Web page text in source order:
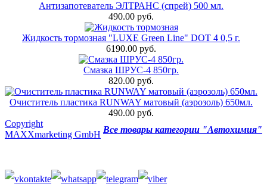
Антизапотеватель ЭЛТРАНС (спрей) 500 мл.
490.00 руб.
Жидкость тормозная "LUXE Green Line" DOT 4 0,5 г.
6190.00 руб.
Смазка ШРУС-4 850гр.
820.00 руб.
Очиститель пластика RUNWAY матовый (аэрозоль) 650мл.
490.00 руб.
Все товары категории "Автохимия"
Copyright
MAXXmarketing GmbH